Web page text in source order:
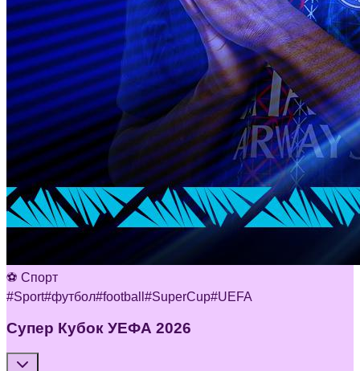
⚽ Спорт
#Sport#футбол#football #SuperCup#UEFA
Супер Кубок УЕФА 2026